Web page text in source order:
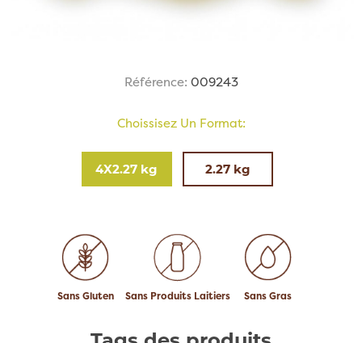
Référence: 009243
Choissisez Un Format:
4X2.27 kg 2.27 kg
Sans Gluten Sans Produits Laitiers Sans Gras